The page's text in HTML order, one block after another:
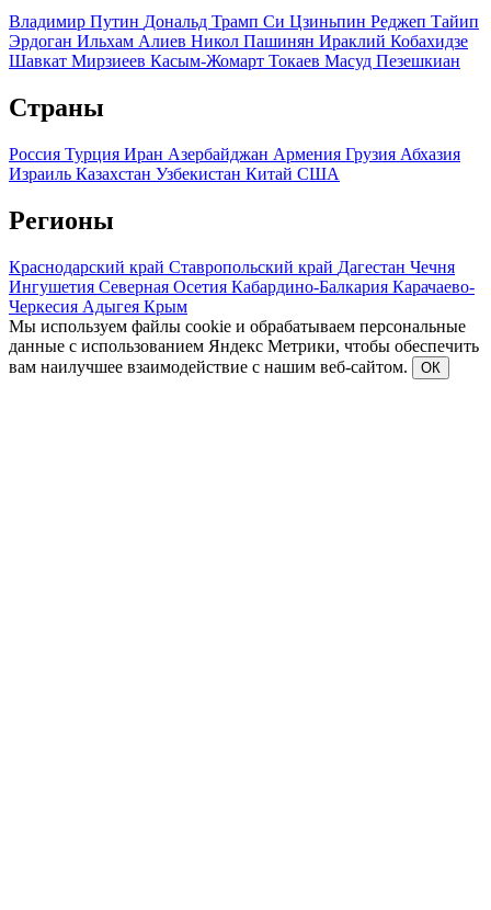
Владимир Путин Дональд Трамп Си Цзиньпин Реджеп Тайип
Эрдоган Ильхам Алиев Никол Пашинян Ираклий Кобахидзе
Шавкат Мирзиеев Касым-Жомарт Токаев Масуд Пезешкиан
Страны
Россия Турция Иран Азербайджан Армения Грузия Абхазия
Израиль Казахстан Узбекистан Китай США
Регионы
Краснодарский край Ставропольский край Дагестан Чечня
Ингушетия Северная Осетия Кабардино-Балкария Карачаево-
Черкесия Адыгея Крым
Мы используем файлы cookie и обрабатываем персональные
данные с использованием Яндекс Метрики, чтобы обеспечить
вам наилучшее взаимодействие с нашим веб-сайтом.
ОК